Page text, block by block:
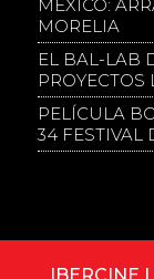
MÉXICO:
MORELIA
EL BAL-LAB
PELÍCULA
34 FESTIVAL
IBERCINE